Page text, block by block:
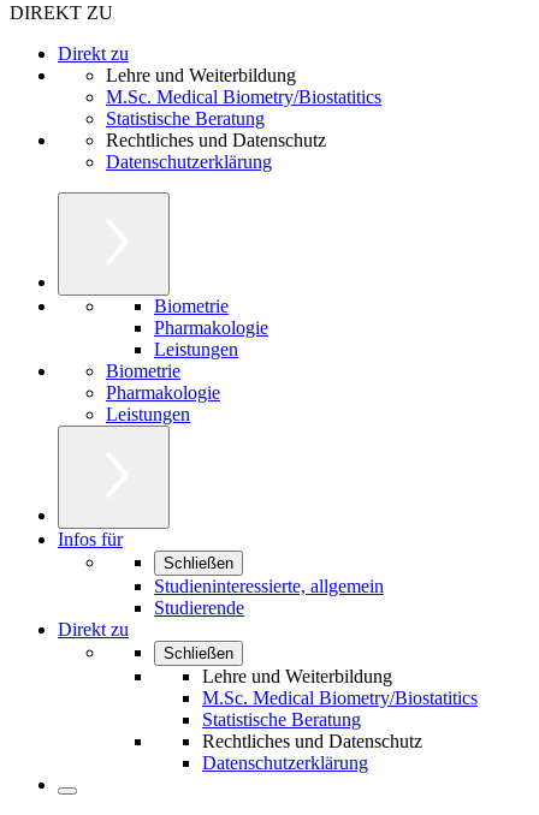
DIREKT ZU
Direkt zu
Lehre und Weiterbildung
M.Sc. Medical Biometry/Biostatitics
Statistische Beratung
Rechtliches und Datenschutz
Datenschutzerklärung
Biometrie
Pharmakologie
Leistungen
Biometrie
Pharmakologie
Leistungen
Infos für
Schließen
Studieninteressierte, allgemein
Studierende
Direkt zu
Schließen
Lehre und Weiterbildung
M.Sc. Medical Biometry/Biostatitics
Statistische Beratung
Rechtliches und Datenschutz
Datenschutzerklärung